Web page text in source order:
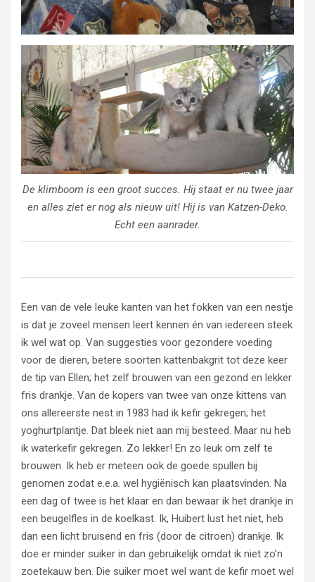
De klimboom is een groot succes. Hij staat er nu twee jaar
en alles ziet er nog als nieuw uit! Hij is van Katzen-Deko.
Echt een aanrader.
Een van de vele leuke kanten van het fokken van een nestje
is dat je zoveel mensen leert kennen én van iedereen steek
ik wel wat op. Van suggesties voor gezondere voeding
voor de dieren, betere soorten kattenbakgrit tot deze keer
de tip van Ellen; het zelf brouwen van een gezond en lekker
fris drankje. Van de kopers van twee van onze kittens van
ons allereerste nest in 1983 had ik kefir gekregen; het
yoghurtplantje. Dat bleek niet aan mij besteed. Maar nu heb
ik waterkefir gekregen. Zo lekker! En zo leuk om zelf te
brouwen. Ik heb er meteen ook de goede spullen bij
genomen zodat e.e.a. wel hygiënisch kan plaatsvinden. Na
een dag of twee is het klaar en dan bewaar ik het drankje in
een beugelfles in de koelkast. Ik, Huibert lust het niet, heb
dan een licht bruisend en fris (door de citroen) drankje. Ik
doe er minder suiker in dan gebruikelijk omdat ik niet zo’n
zoetekauw ben. Die suiker moet wel want de kefir moet wel